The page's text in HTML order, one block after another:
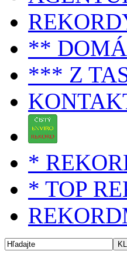
**
*** Z
*
* TOP